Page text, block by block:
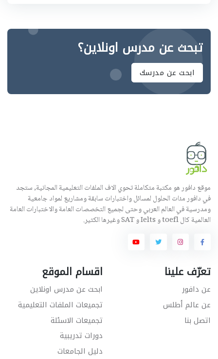
تبحث عن مدرس اونلاين؟
ابحث عن مدرسك
موقع دافور هو مكتبة متكاملة تحوي الاف الملفات التعليمية المجانية, ستجد
في دافور مئات الحلول لمسائل واختبارات سابقة ومشاريع لمواد جامعية
ومدرسية في العالم العربي وحتى لجميع التخصصات العامة والاختبارات العامة
العالمية كال toefl و Ielts و SAT وغيرها الكثير.
تعرّف علينا
عن دافور
عن عالم أطلس
اتصل بنا
اقسام الموقع
ابحث عن مدرس اونلاين
تجميعات الملفات التعليمية
تجميعات الاسئلة
دورات تدريبية
دليل الجامعات